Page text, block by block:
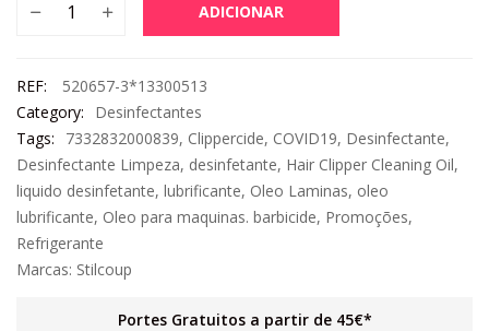
ADICIONAR
REF:
520657-3*13300513
Category:
Desinfectantes
Tags:
7332832000839, Clippercide, COVID19, Desinfectante,
Desinfectante Limpeza, desinfetante, Hair Clipper Cleaning Oil,
liquido desinfetante, lubrificante, Oleo Laminas, oleo
lubrificante, Oleo para maquinas. barbicide, Promoções,
Refrigerante
Marcas: Stilcoup
Portes Gratuitos a partir de 45€*